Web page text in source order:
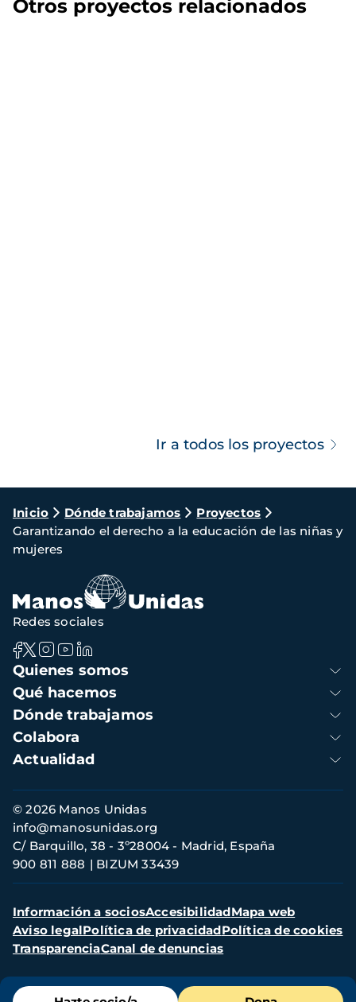
Otros proyectos relacionados
Ir a todos los proyectos
Ruta
de
navegación
Inicio Dónde trabajamos
Proyectos
Garantizando el derecho a la educación de las niñas y
mujeres
Menú
Navegación
principal
Quienes somos
Qué hacemos
Dónde trabajamos
Colabora
Actualidad
Redes sociales
Información
de
contacto
© 2026 Manos Unidas
C/ Barquillo, 38 - 3º28004 - Madrid, España
900 811 888
BIZUM 33439
info@manosunidas.org
Menú
secundario
Información a sociosAccesibilidadMapa web
Aviso legalPolítica de privacidadPolítica de cookies
TransparenciaCanal de denuncias